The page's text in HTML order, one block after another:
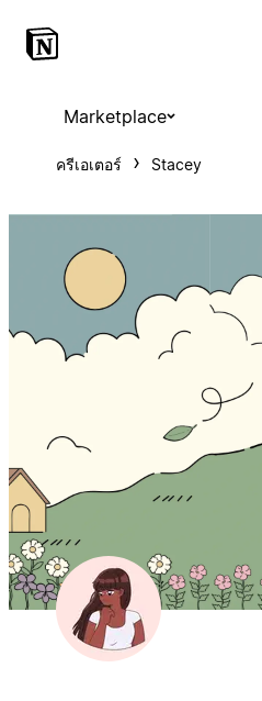
Marketplace
ครีเอเตอร์ Stacey